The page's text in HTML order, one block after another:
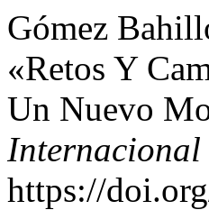
Gómez
«Retos Y
Un Nuevo
Internacional
https://